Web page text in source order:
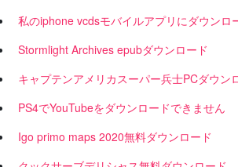
私のiphone vcdsモバイルアプリにダウンロ
Stormlight Archives epubダウンロード
キャプテンアメリカスーパー兵士PCダウン
PS4でYouTubeをダウンロードできません
Igo primo maps 2020無料ダウンロード